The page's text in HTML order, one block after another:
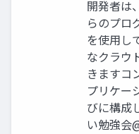
開発者は
らのプロ
を使用し
なクラウ
きますコ
プリケー
びに構成
い勉強会